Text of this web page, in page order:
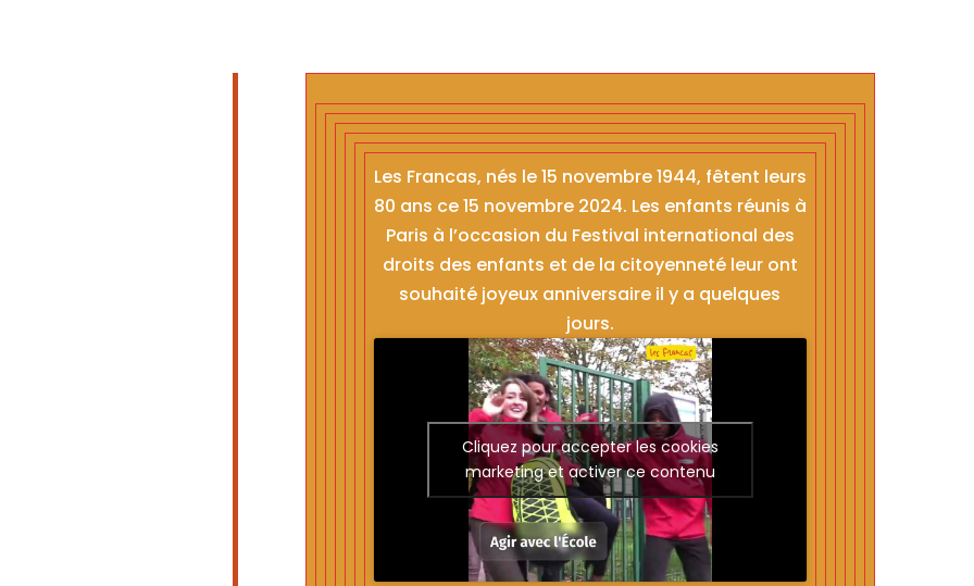
Les Francas, nés le 15 novembre 1944, fêtent leurs
80 ans ce 15 novembre 2024. Les enfants réunis à
Paris à l’occasion du Festival international des
droits des enfants et de la citoyenneté leur ont
souhaité joyeux anniversaire il y a quelques
jours.
Cliquez pour accepter les cookies
marketing et activer ce contenu